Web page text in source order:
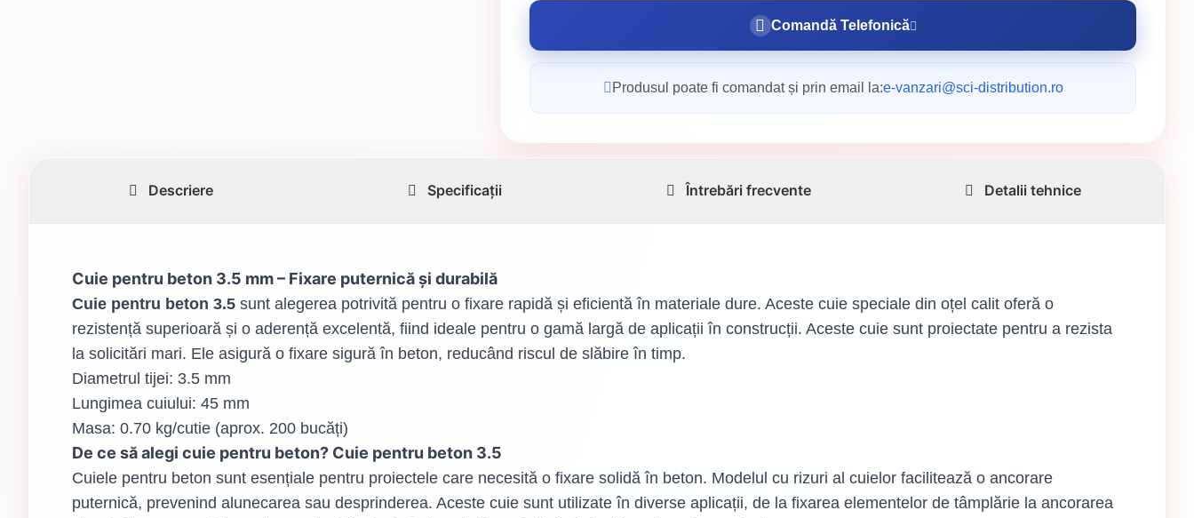
Comandă Telefonică
Produsul poate fi comandat și prin email la:e-vanzari@sci-distribution.ro
Descriere Specificații Întrebări frecvente Detalii tehnice
Cuie pentru beton 3.5 mm – Fixare puternică și durabilă
Cuie pentru beton 3.5 sunt alegerea potrivită pentru o fixare rapidă și eficientă în materiale dure. Aceste cuie speciale din oțel calit oferă o
rezistență superioară și o aderență excelentă, fiind ideale pentru o gamă largă de aplicații în construcții. Aceste cuie sunt proiectate pentru a rezista
la solicitări mari. Ele asigură o fixare sigură în beton, reducând riscul de slăbire în timp.
Diametrul tijei: 3.5 mm
Lungimea cuiului: 45 mm
Masa: 0.70 kg/cutie (aprox. 200 bucăți)
De ce să alegi cuie pentru beton? Cuie pentru beton 3.5
Cuiele pentru beton sunt esențiale pentru proiectele care necesită o fixare solidă în beton. Modelul cu rizuri al cuielor facilitează o ancorare
puternică, prevenind alunecarea sau desprinderea. Aceste cuie sunt utilizate în diverse aplicații, de la fixarea elementelor de tâmplărie la ancorarea